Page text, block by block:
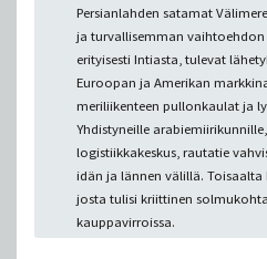
Persianlahden satamat
ja turvallisemman vaihtoehdon
erityisesti Intiasta, tulevat
Euroopan ja Amerikan
meriliikenteen pullonkaulat ja
Yhdistyneille
logistiikkakeskus, rautatie
idän ja lännen välillä. Toisaalta
josta tulisi kriittinen
kauppavirroissa.